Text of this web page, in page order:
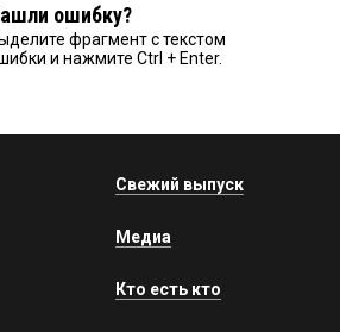
ошибку?
фрагмент с текстом
и нажмите Ctrl + Enter.
Свежий выпуск
Медиа
Кто есть кто